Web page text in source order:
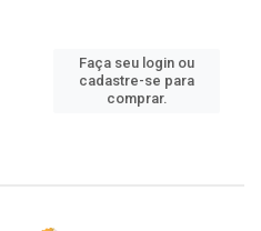
Faça seu login ou
cadastre-se para
comprar.